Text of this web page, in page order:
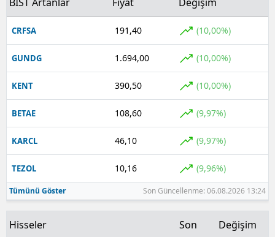
CRFSA 191,40 (10,00%)
GUNDG 1.694,00 (10,00%)
KENT 390,50 (10,00%)
BETAE 108,60 (9,97%)
KARCL 46,10 (9,97%)
TEZOL 10,16 (9,96%)
Tümünü Göster Son Güncellenme: 06.08.2026 13:24
Hisseler Son Değişim